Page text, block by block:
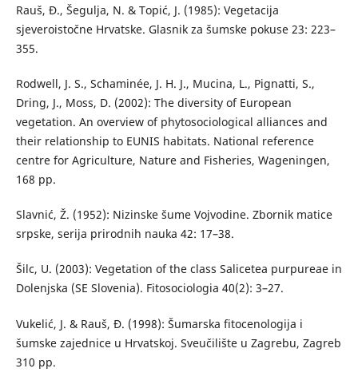
Rauš, Đ., Šegulja, N. & Topić, J. (1985): Vegetacija
sjeveroistočne Hrvatske. Glasnik za šumske pokuse 23: 223–
355.
Rodwell, J. S., Schaminée, J. H. J., Mucina, L., Pignatti, S.,
Dring, J., Moss, D. (2002): The diversity of European
vegetation. An overview of phytosociological alliances and
their relationship to EUNIS habitats. National reference
centre for Agriculture, Nature and Fisheries, Wageningen,
168 pp.
Slavnić, Ž. (1952): Nizinske šume Vojvodine. Zbornik matice
srpske, serija prirodnih nauka 42: 17–38.
Šilc, U. (2003): Vegetation of the class Salicetea purpureae in
Dolenjska (SE Slovenia). Fitosociologia 40(2): 3–27.
Vukelić, J. & Rauš, Đ. (1998): Šumarska fitocenologija i
šumske zajednice u Hrvatskoj. Sveučilište u Zagrebu, Zagreb
310 pp.